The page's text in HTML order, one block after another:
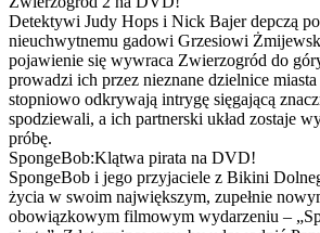
Detektywi Judy Hops i Nick Bajer depczą
nieuchwytnemu gadowi Grzesiowi
pojawienie się wywraca Zwierzogród do
prowadzi ich przez nieznane dzielnice
stopniowo odkrywają intrygę sięgającą
spodziewali, a ich partnerski układ zostaje
próbę.
SpongeBob:Klątwa pirata na DVD!
SpongeBob i jego przyjaciele z Bikini
życia w swoim największym, zupełnie
obowiązkowym filmowym wydarzeniu –